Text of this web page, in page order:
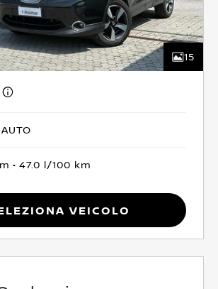
15
47.0 l/100 km
Veicolo